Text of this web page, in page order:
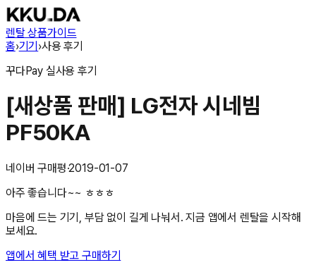
렌탈 상품가이드
홈›기기›사용 후기
꾸다Pay 실사용 후기
[새상품 판매] LG전자 시네빔
PF50KA
네이버 구매평·2019-01-07
아주 좋습니다~~ ㅎㅎㅎ
마음에 드는 기기, 부담 없이 길게 나눠서. 지금 앱에서 렌탈을 시작해
보세요.
앱에서 혜택 받고 구매하기